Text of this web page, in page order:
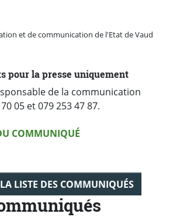
et de communication de l'Etat de Vaud
pour la presse uniquement
de la communication
05 et 079 253 47 87.
COMMUNIQUÉ
LISTE DES COMMUNIQUÉS